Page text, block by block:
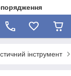
інструмент